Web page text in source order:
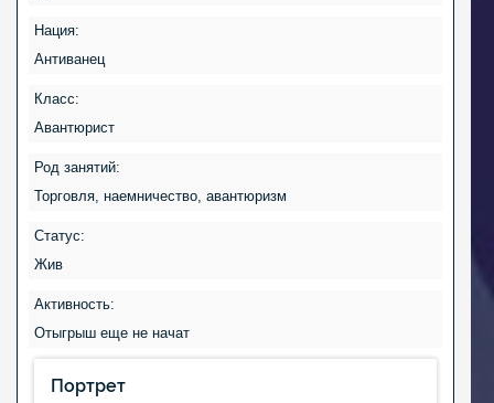
Нация:
Антиванец
Класс:
Авантюрист
Род занятий:
Торговля, наемничество, авантюризм
Статус:
Жив
Активность:
Отыгрыш еще не начат
Портрет